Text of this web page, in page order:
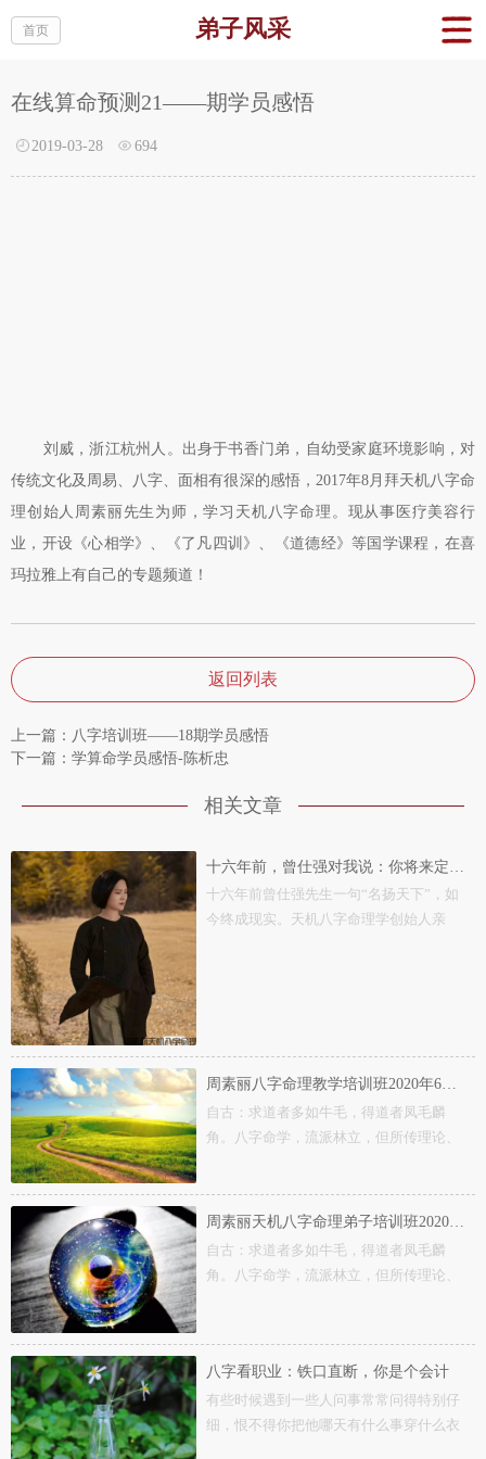
首页 弟子风采
在线算命预测21——期学员感悟
2019-03-28 694
刘威，浙江杭州人。出身于书香门弟，自幼受家庭环境影响，对
传统文化及周易、八字、面相有很深的感悟，2017年8月拜天机八字命
理创始人周素丽先生为师，学习天机八字命理。现从事医疗美容行
业，开设《心相学》、《了凡四训》、《道德经》等国学课程，在喜
玛拉雅上有自己的专题频道！
返回列表
上一篇：八字培训班——18期学员感悟
下一篇：学算命学员感悟-陈析忠
相关文章
十六年前曾仕强先生一句“名扬天下”，如
今终成现实。天机八字命理学创始人亲
周素丽八字命理教学培训班2020年6月6日招生公告
自古：求道者多如牛毛，得道者凤毛麟
角。八字命学，流派林立，但所传理论、
周素丽天机八字命理弟子培训班2020年6月6日开班公告
自古：求道者多如牛毛，得道者凤毛麟
角。八字命学，流派林立，但所传理论、
八字看职业：铁口直断，你是个会计
有些时候遇到一些人问事常常问得特别仔
细，恨不得你把他哪天有什么事穿什么衣